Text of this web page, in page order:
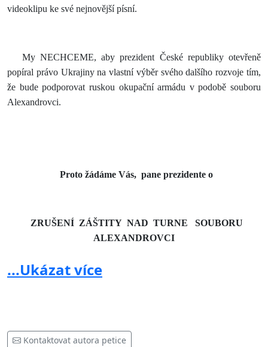
videoklipu ke své nejnovější písní.
My NECHCEME, aby prezident České republiky otevřeně
popíral právo Ukrajiny na vlastní výběr svého dalšího rozvoje tím,
že bude podporovat ruskou okupační armádu v podobě souboru
Alexandrovci.
Proto žádáme Vás, pane prezidente o
ZRUŠENÍ ZÁŠTITY NAD TURNE SOUBORU
ALEXANDROVCI
V ČESKÉ REPUBLICE V ROCE 2015
Petiční výbor ve složení:
...Ukázat více
Kontaktovat autora petice